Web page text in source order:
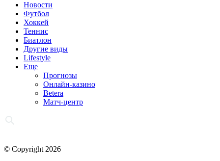
Новости
Футбол
Хоккей
Теннис
Биатлон
Другие виды
Lifestyle
Еще
Прогнозы
Онлайн-казино
Betera
Матч-центр
© Copyright 2026